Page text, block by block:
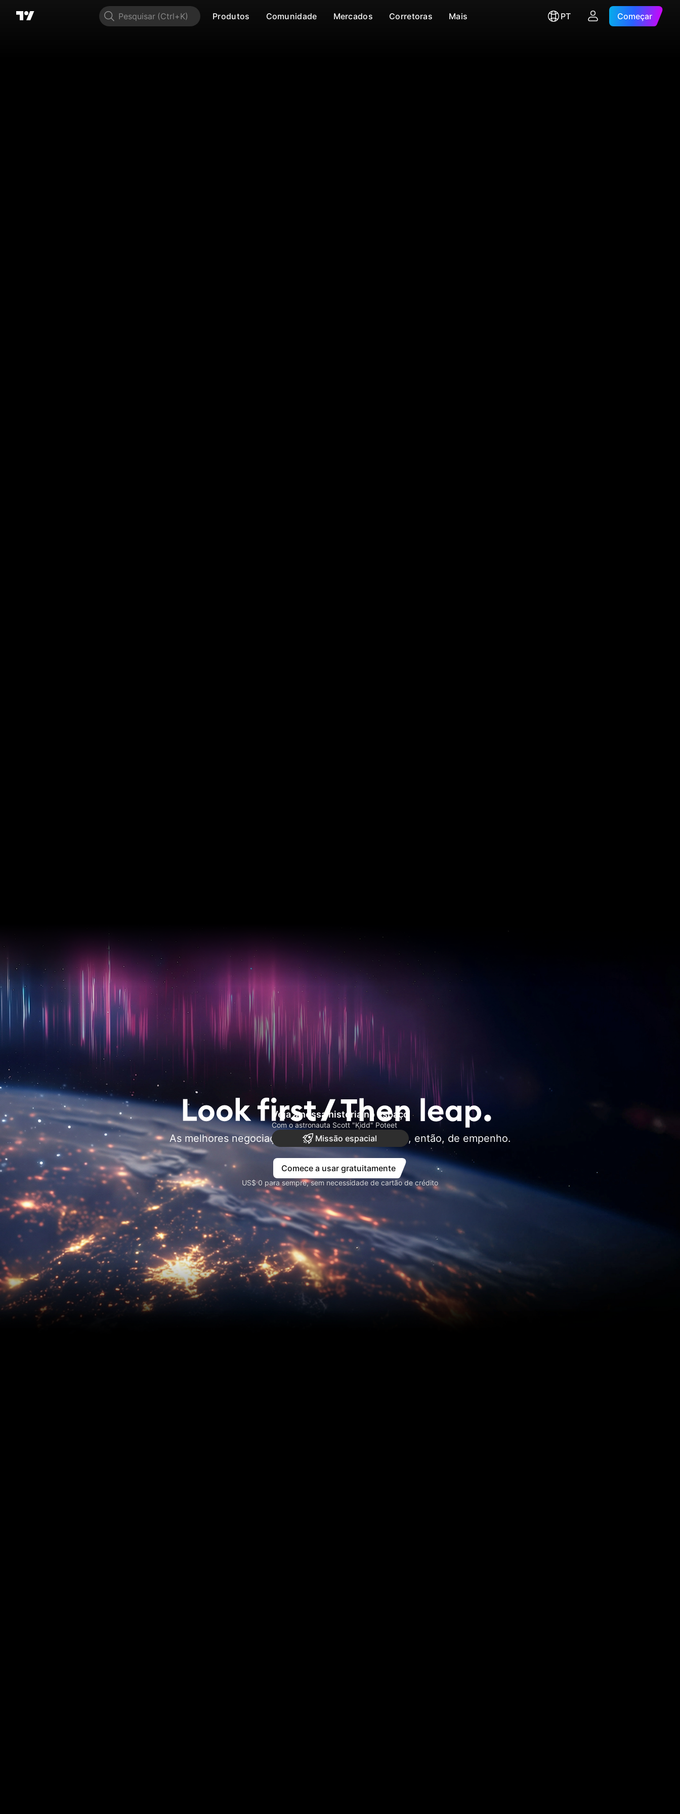
Pesquisar Produtos Comunidade Mercados Corretoras Mais PT Começar
As melhores negociações precisam de pesquisa e, então, de empenho.
Comece a usar gratuitamente
US$ 0 para sempre, sem necessidade de cartão de crédito
Veja a nossa história no espaço
Com o astronauta Scott "Kidd" Poteet
Missão espacial